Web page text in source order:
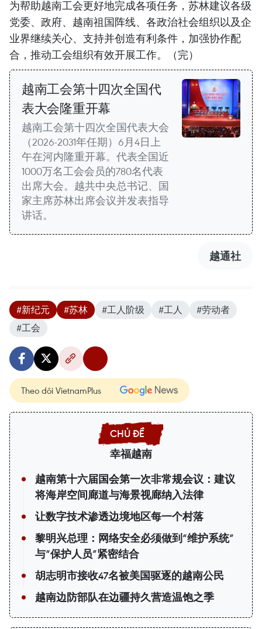
为帮助越南工会更好地完成各项任务，苏林建议各级
党委、政府、越南祖国阵线、各政治社会组织以及企
业界继续关心、支持并创造有利条件，加强协作配
合，推动工会组织有效开展工作。（完）
越南工会第十四次全国代
表大会隆重开幕
越南工会第十四次全国代表大会
（2026-2031年任期）6月4日上
午在河内隆重开幕。代表全国近
1000万名工会会员的780名代表
出席大会。越共中央总书记、国
家主席苏林出席会议并发表指导
讲话。
越通社
#新纪元 #苏林 #工人阶级 #工人
#劳动者
#工会
Theo dõi VietnamPlus
幸福越南
越南第十六届国会第一次非常规会议：建议
将海岸空间廊道与海景视廊纳入法律
让数字技术渗透边境地区每一个村落
黎明兴总理：网络安全必须做到“维护系统”
与“保护人员”紧密结合
胡志明市接收47名被美国驱逐的越南公民
越南边防部队在边疆持久营造温饱之季